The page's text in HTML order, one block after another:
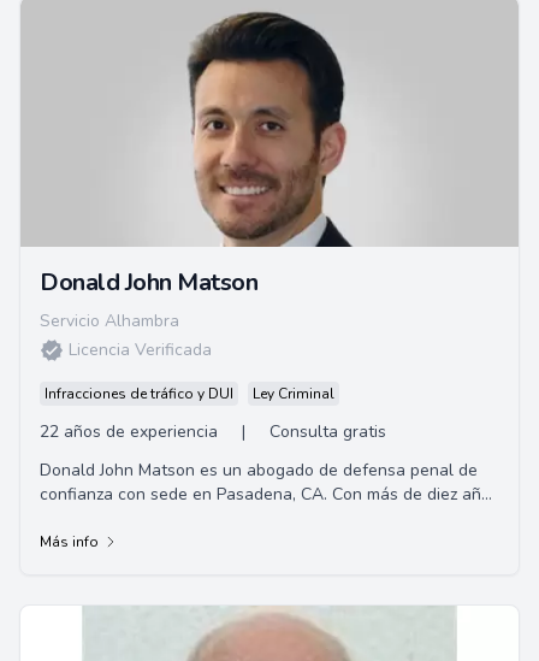
Donald John Matson
Servicio Alhambra
Licencia Verificada
Infracciones de tráfico y DUI Ley Criminal
22 años de experiencia |
Consulta gratis
Donald John Matson es un abogado de defensa penal de
confianza con sede en Pasadena, CA. Con más de diez años
Más info